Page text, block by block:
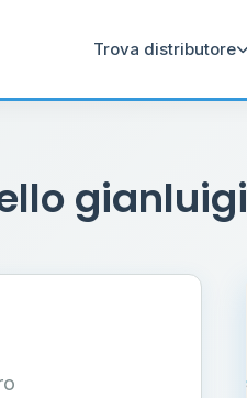
Trova distributore
gianluigi